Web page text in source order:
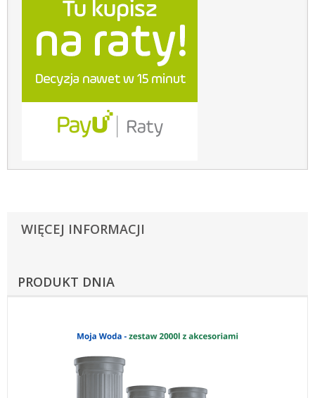
WIĘCEJ INFORMACJI
PRODUKT DNIA